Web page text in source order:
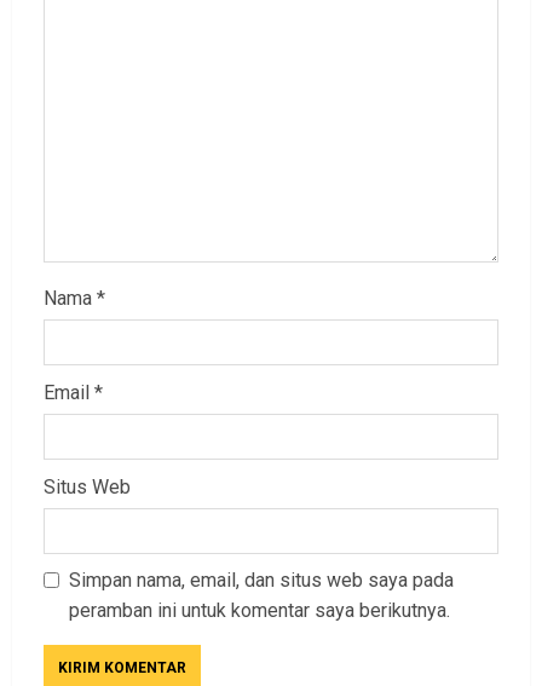
Nama *
Email *
Situs Web
Simpan nama, email, dan situs web saya pada
peramban ini untuk komentar saya berikutnya.